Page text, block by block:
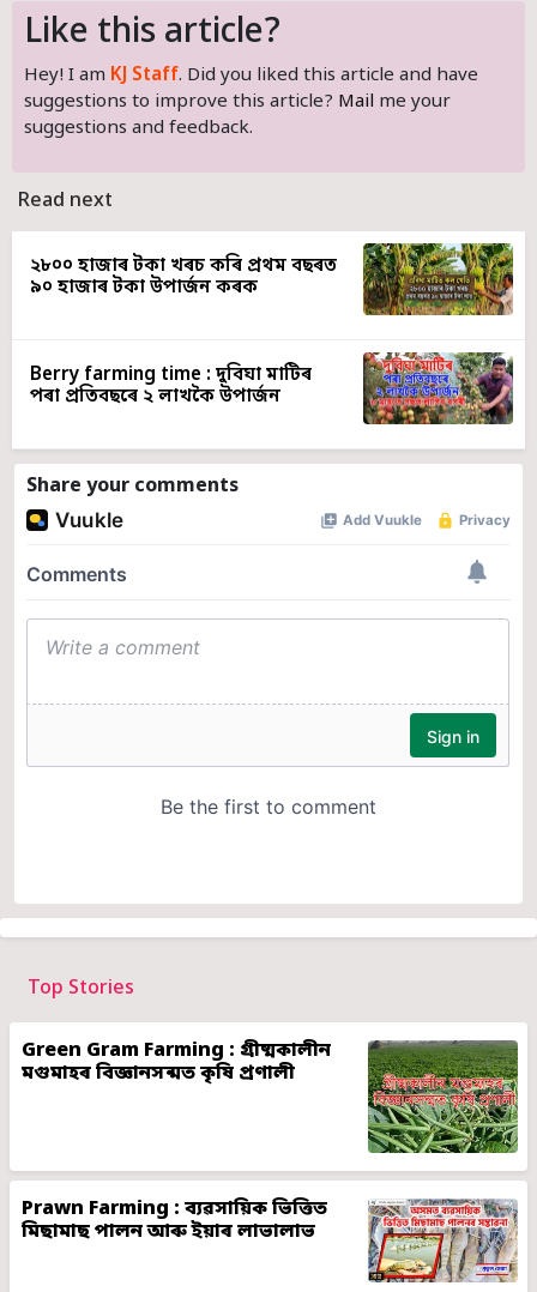
Like this article?
Hey! I am KJ Staff. Did you liked this article and have
suggestions to improve this article? Mail me your
suggestions and feedback.
Read next
২৮০০ হাজাৰ টকা খৰচ কৰি প্ৰথম বছৰত
৯০ হাজাৰ টকা উপাৰ্জন কৰক
Berry farming time : দুবিঘা মাটিৰ
পৰা প্ৰতিবছৰে ২ লাখকৈ উপাৰ্জন
Share your comments
Top Stories
Green Gram Farming : গ্ৰীষ্মকালীন
মগুমাহৰ বিজ্ঞানসন্মত কৃষি প্ৰণালী
Prawn Farming : ব্যৱসায়িক ভিত্তিত
মিছামাছ পালন আৰু ইয়াৰ লাভালাভ